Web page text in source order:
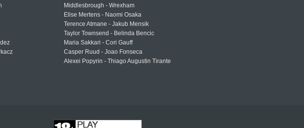
Middlesbrough - Wrexham
Elise Mertens - Naomi Osaka
Terence Atmane - Jakub Mensik
Taylor Townsend - Belinda Bencic
Maria Sakkari - Cori Gauff
Casper Ruud - Joao Fonseca
Alexei Popyrin - Thiago Augustin Tirante